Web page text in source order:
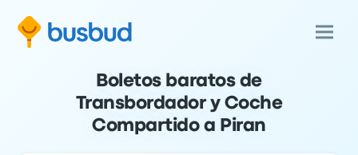
Boletos baratos de
Transbordador y Coche
Compartido a Piran